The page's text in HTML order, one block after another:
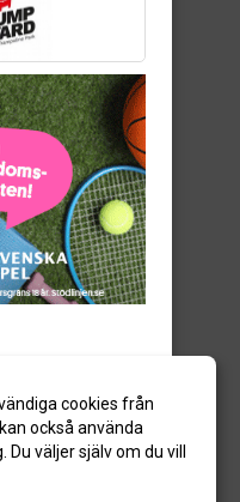
cookies från
också använda
väljer själv om du vill